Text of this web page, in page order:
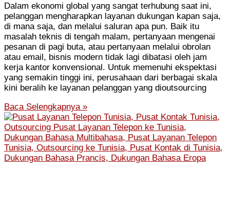
Dalam ekonomi global yang sangat terhubung saat ini,
pelanggan mengharapkan layanan dukungan kapan saja,
di mana saja, dan melalui saluran apa pun. Baik itu
masalah teknis di tengah malam, pertanyaan mengenai
pesanan di pagi buta, atau pertanyaan melalui obrolan
atau email, bisnis modern tidak lagi dibatasi oleh jam
kerja kantor konvensional. Untuk memenuhi ekspektasi
yang semakin tinggi ini, perusahaan dari berbagai skala
kini beralih ke layanan pelanggan yang dioutsourcing
Baca Selengkapnya »